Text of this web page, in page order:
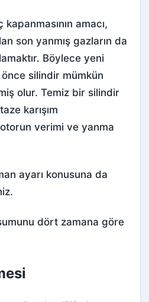
kapanmasının amacı,
son yanmış gazların da
Böylece yeni
silindir mümkün
olur. Temiz bir silindir
karışım
verimi ve yanma
ayarı konusuna da